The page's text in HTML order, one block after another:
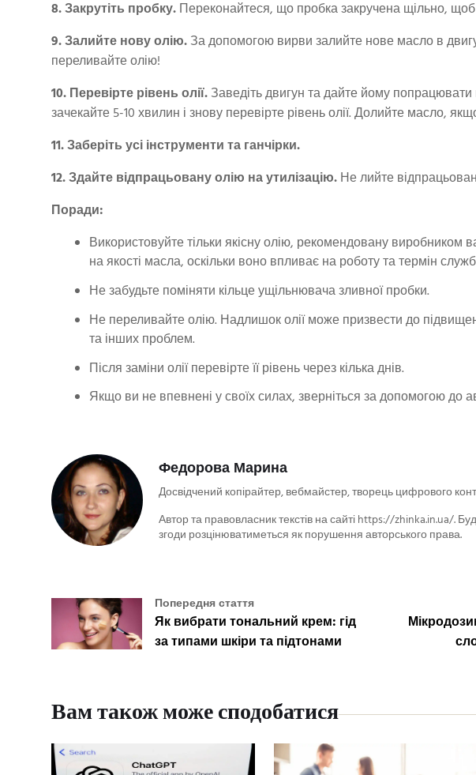
8. Закрутіть пробку.Переконайтеся, що пробка закручена щільно, щоб
9. Залийте нову олію.За допомогою вирви залийте нове масло в
переливайте олію!
10. Перевірте рівень олії.Заведіть двигун та дайте йому попрацювати
зачекайте 5-10 хвилин і знову перевірте рівень олії. Долийте масло,
11. Заберіть усі інструменти та ганчірки.
12. Здайте відпрацьовану олію на утилізацію.Не лийте
Поради:
Використовуйте тільки якісну олію, рекомендовану
на якості масла, оскільки воно впливає на роботу та термін
Не забудьте поміняти кільце ущільнювача зливної пробки.
Не переливайте олію. Надлишок олії може призвести до
та інших проблем.
Після заміни олії перевірте її рівень через кілька днів.
Якщо ви не впевнені у своїх силах, зверніться за допомогою до
Федорова Марина
Досвідчений копірайтер, вебмайстер, творець цифрового
Автор та правовласник текстів на сайті https://zhinka.in.ua/.
згоди розцінюватиметься як порушення авторського права.
Попередня стаття
Як вибрати тональний крем: гід
за типами шкіри та підтонами
Вам також може сподобатися